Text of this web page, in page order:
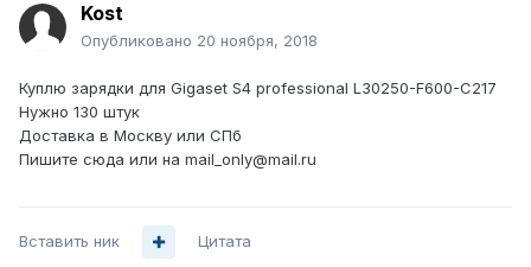
Kost
Опубликовано 20 ноября, 2018
Куплю зарядки для Gigaset S4 professional L30250-F600-C217
Нужно 130 штук
Доставка в Москву или СПб
Пишите сюда или на mail_only@mail.ru
Вставить ник Цитата